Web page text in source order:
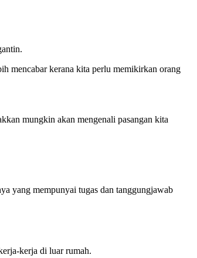
mencabar kerana kita perlu memikirkan orang
mungkin akan mengenali pasangan kita
yang mempunyai tugas dan tanggungjawab
kerja di luar rumah.